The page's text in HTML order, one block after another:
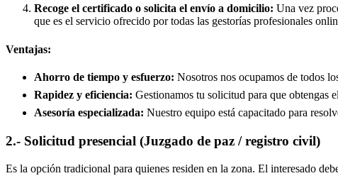
Recoge el certificado o solicita el envío a domicilio: Una vez
que es el servicio ofrecido por todas las gestorías profesionales
Ventajas:
Ahorro de tiempo y esfuerzo: Nosotros nos ocupamos de todos
Rapidez y eficiencia: Gestionamos tu solicitud para que obtengas
Asesoría especializada: Nuestro equipo está capacitado para
2.- Solicitud presencial (Juzgado de paz / registro civil)
Es la opción tradicional para quienes residen en la zona. El interesado